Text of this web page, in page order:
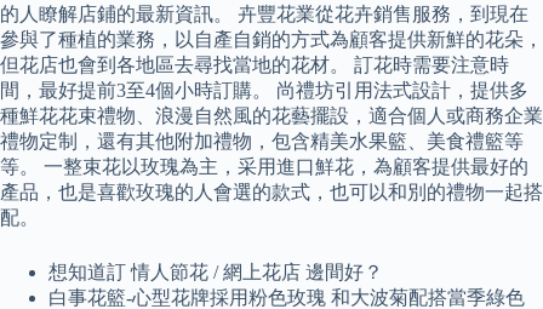
的人瞭解店鋪的最新資訊。 卉豐花業從花卉銷售服務，到現在
參與了種植的業務，以自產自銷的方式為顧客提供新鮮的花朵，
但花店也會到各地區去尋找當地的花材。 訂花時需要注意時
間，最好提前3至4個小時訂購。 尚禮坊引用法式設計，提供多
種鮮花花束禮物、浪漫自然風的花藝擺設，適合個人或商務企業
禮物定制，還有其他附加禮物，包含精美水果籃、美食禮籃等
等。 一整束花以玫瑰為主，采用進口鮮花，為顧客提供最好的
產品，也是喜歡玫瑰的人會選的款式，也可以和別的禮物一起搭
配。
想知道訂 情人節花 / 網上花店 邊間好？
白事花籃-心型花牌採用粉色玫瑰 和大波菊配搭當季綠色